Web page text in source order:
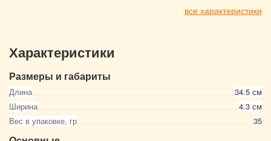
все характеристики
Характеристики
Размеры и габариты
Длина
34.5 см
Ширина
4.3 см
Вес в упаковке, гр
35